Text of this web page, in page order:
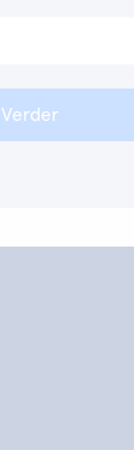
Verder